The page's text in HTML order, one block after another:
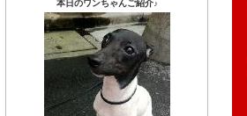
本日のワンちゃんご紹介♪